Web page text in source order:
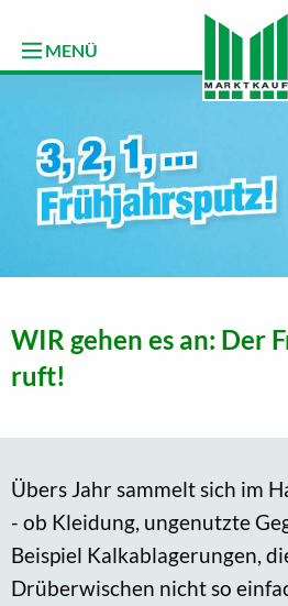
MENÜ
WIR gehen es an: Der
ruft!
Übers Jahr sammelt sich im
- ob Kleidung, ungenutzte
Beispiel Kalkablagerungen,
Drüberwischen nicht so